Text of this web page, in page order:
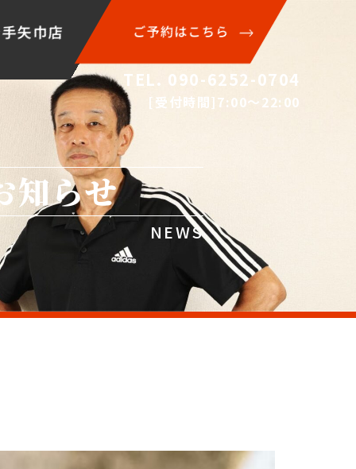
矢巾店 ご予約はこちら
TEL. 090-6252-0704
[受付時間]7:00〜22:00
知らせ
NEWS